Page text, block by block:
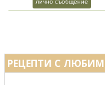
лично съобщение
РЕЦЕПТИ С